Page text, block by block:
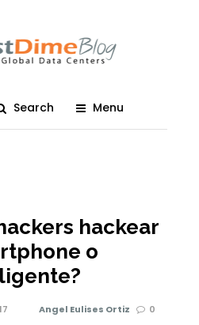
Search Menu
hackear
o
Angel Eulises Ortiz 0